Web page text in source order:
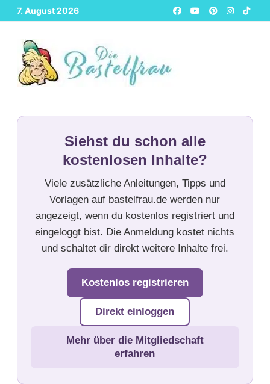
Zurück
zum
Inhalt
7. August 2026
Siehst du schon alle
kostenlosen Inhalte?
Viele zusätzliche Anleitungen, Tipps und
Vorlagen auf bastelfrau.de werden nur
angezeigt, wenn du kostenlos registriert und
eingeloggt bist. Die Anmeldung kostet nichts
und schaltet dir direkt weitere Inhalte frei.
Kostenlos registrieren
Direkt einloggen
Mehr über die Mitgliedschaft
erfahren